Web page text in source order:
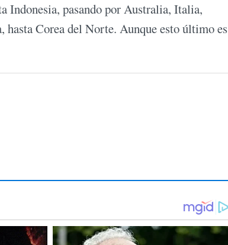
Indonesia, pasando por Australia, Italia,
hasta Corea del Norte. Aunque esto último es